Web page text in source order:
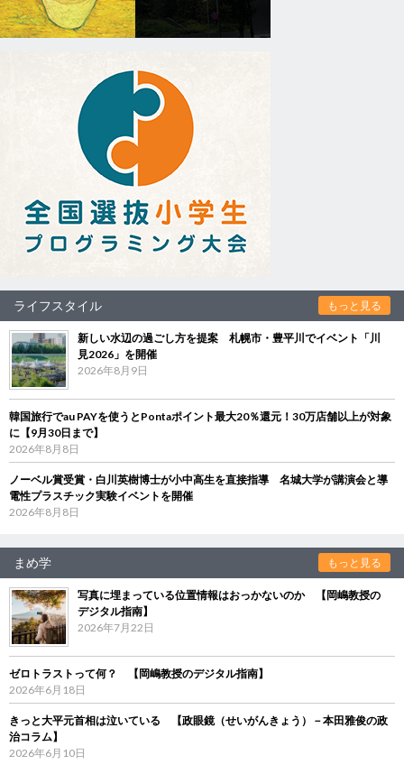
ライフスタイル もっと見る
新しい水辺の過ごし方を提案 札幌市・豊平川でイベント「川
見2026」を開催
2026年8月9日
韓国旅行でau PAYを使うとPontaポイント最大20％還元！30万店舗以上が対象
に【9月30日まで】
2026年8月8日
ノーベル賞受賞・白川英樹博士が小中高生を直接指導 名城大学が講演会と導
電性プラスチック実験イベントを開催
2026年8月8日
まめ学 もっと見る
写真に埋まっている位置情報はおっかないのか 【岡嶋教授の
デジタル指南】
2026年7月22日
ゼロトラストって何？ 【岡嶋教授のデジタル指南】
2026年6月18日
きっと大平元首相は泣いている 【政眼鏡（せいがんきょう）－本田雅俊の政
治コラム】
2026年6月10日